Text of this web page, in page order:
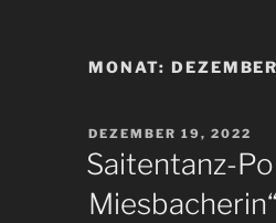
MONAT:
VERÖFFENTLICHT
AM
DEZEMBER 19, 2022
Saitentanz-
Miesbacherin“